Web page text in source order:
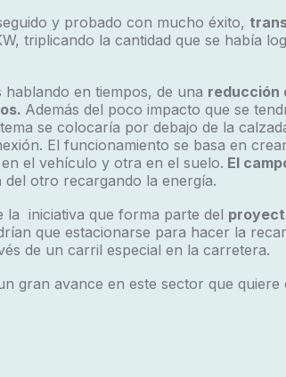
y probado con mucho éxito,
triplicando la cantidad que se había
hablando en tiempos, de una reducción
Además del poco impacto que se
se colocaría por debajo de la
El funcionamiento se basa en
el vehículo y otra en el suelo. El
del otro recargando la energía.
la iniciativa que forma parte del
que estacionarse para hacer la
de un carril especial en la carretera.
gran avance en este sector que